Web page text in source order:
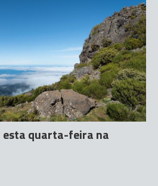
esta quarta-feira na